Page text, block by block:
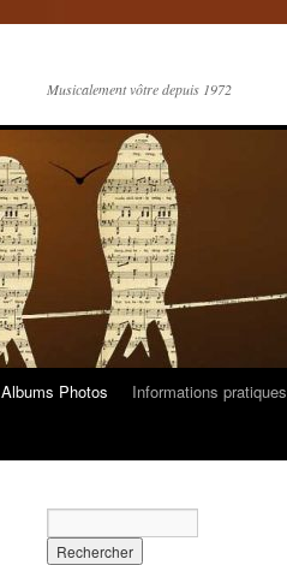
Musicalement vôtre depuis 1972
Albums Photos
Informations pratiques